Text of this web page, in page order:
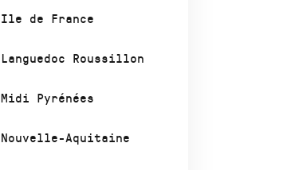
Ile de France
Languedoc Roussillon
Midi Pyrénées
Nouvelle-Aquitaine